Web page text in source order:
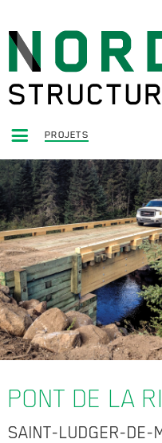
PROJETS
PONT DE LA
SAINT-LUDGER-DE-